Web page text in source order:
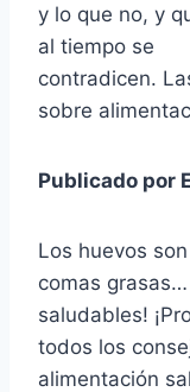
y lo que no, y
al tiempo se
contradicen.
sobre
Publicado por
Los huevos
comas grasas…
saludables!
todos los
alimentación